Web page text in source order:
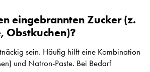
eingebrannten Zucker (z.
Obstkuchen)?
sein. Häufig hilft eine Kombination
und Natron-Paste. Bei Bedarf